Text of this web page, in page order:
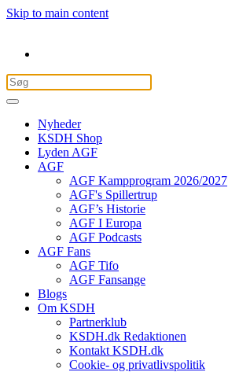
Skip to main content
Nyheder
KSDH Shop
Lyden AGF
AGF
AGF Kampprogram 2026/2027
AGF's Spillertrup
AGF’s Historie
AGF I Europa
AGF Podcasts
AGF Fans
AGF Tifo
AGF Fansange
Blogs
Om KSDH
Partnerklub
KSDH.dk Redaktionen
Kontakt KSDH.dk
Cookie- og privatlivspolitik